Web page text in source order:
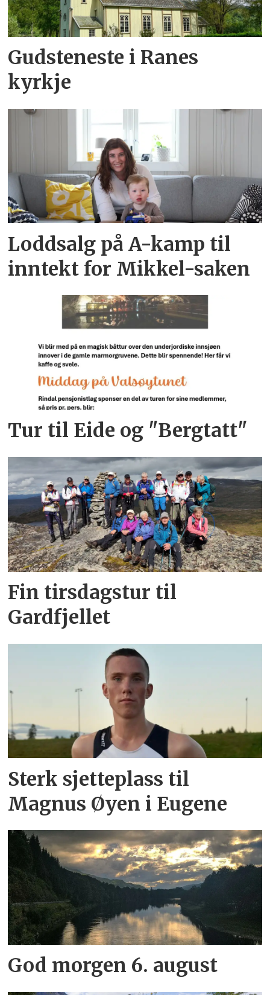
Gudsteneste i Ranes
kyrkje
Loddsalg på A-kamp til
inntekt for Mikkel-saken
Tur til Eide og "Bergtatt"
Fin tirsdagstur til
Gardfjellet
Sterk sjetteplass til
Magnus Øyen i Eugene
God morgen 6. august